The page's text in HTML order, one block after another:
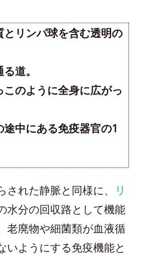
ンパ球を含む透明の
道。
うに全身に広がっ
中にある免疫器官の1
された静脈と同様に、
リ
水分の回収路として機能
老廃物や細菌類が血液循
いようにする免疫機能と